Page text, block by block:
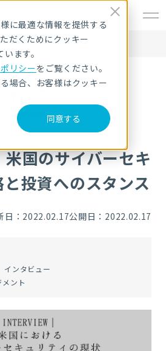
に最適な情報を提供する
だくためにクッキー
ます。
リシーをご覧ください。
場合、お客様はクッキー
同意する
ュリティ戦略と投資へのスタンス
ュア ブログ
国のサイバーセキ
と投資へのスタンス
日：2022.02.17公開日：2022.02.17
インタビュー
ント